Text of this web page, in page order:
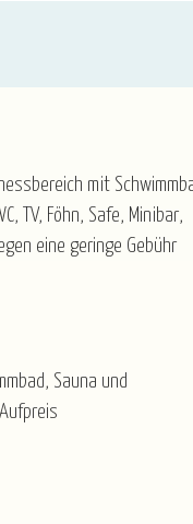
mit
TV, Föhn, Safe, Minibar,
eine geringe Gebühr
Sauna und